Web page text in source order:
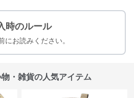
時のルール
にお読みください。
・雑貨の人気アイテム